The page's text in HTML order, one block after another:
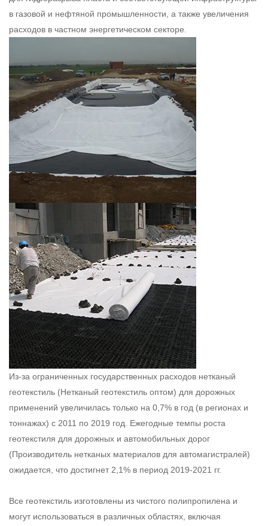
в газовой и нефтяной промышленности, а также увеличения
расходов в частном энергетическом секторе.
Из-за ограниченных государственных расходов нетканый
геотекстиль (Нетканый геотекстиль оптом) для дорожных
применений увеличилась только на 0,7% в год (в регионах и
тоннажах) с 2011 по 2019 год. Ежегодные темпы роста
геотекстиля для дорожных и автомобильных дорог
(Производитель нетканых материалов для автомагистралей)
ожидается, что достигнет 2,1% в период 2019-2021 гг.
Все геотекстиль изготовлены из чистого полипропилена и
могут использоваться в различных областях, включая